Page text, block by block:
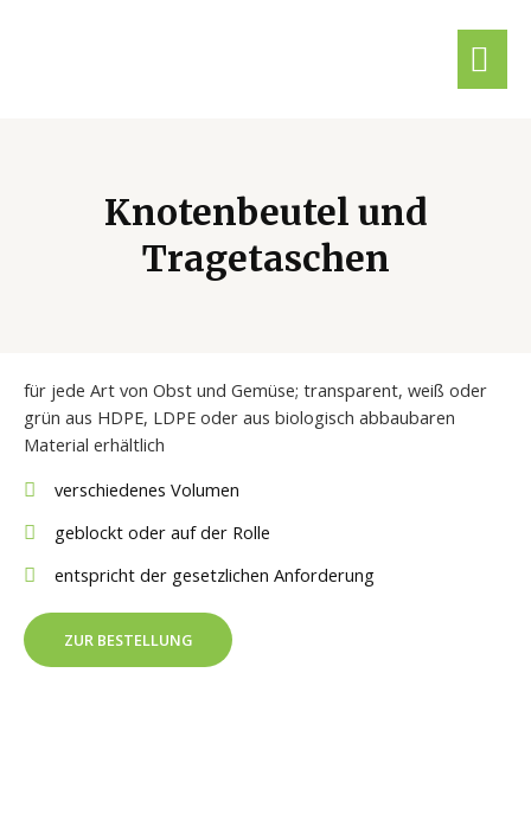
Knotenbeutel und
Tragetaschen
für jede Art von Obst und Gemüse; transparent, weiß oder
grün aus HDPE, LDPE oder aus biologisch abbaubaren
Material erhältlich
verschiedenes Volumen
geblockt oder auf der Rolle
entspricht der gesetzlichen Anforderung
ZUR BESTELLUNG